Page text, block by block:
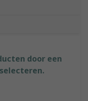
door een